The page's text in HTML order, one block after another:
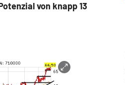
von knapp 13